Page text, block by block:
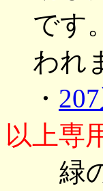
です
われ
・
以上専
緑